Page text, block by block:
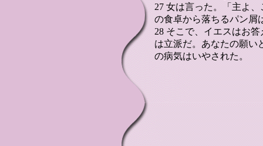
27 女は言った。「主よ
の食卓から落ちるパン屑
28 そこで、イエスはお
は立派だ。あなたの願い
の病気はいやされた。